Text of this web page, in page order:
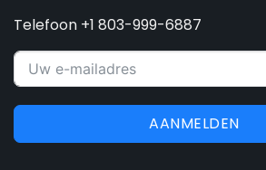
Telefoon +1 803-999-6887
AANMELDEN